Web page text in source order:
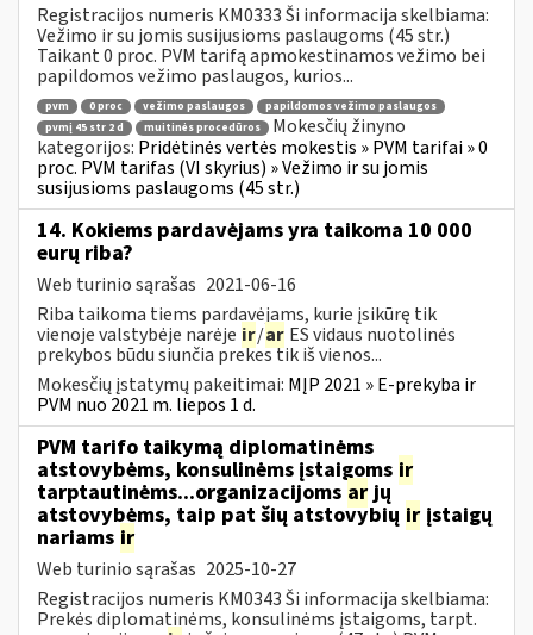
Registracijos numeris KM0333 Ši informacija skelbiama:
Vežimo ir su jomis susijusioms paslaugoms (45 str.)
Taikant 0 proc. PVM tarifą apmokestinamos vežimo bei
papildomos vežimo paslaugos, kurios...
pvm 0 proc vežimo paslaugos
papildomos vežimo paslaugos
pvmį 45 str 2 d
muitinės procedūros
Mokesčių žinyno
kategorijos: Pridėtinės vertės mokestis » PVM tarifai » 0
proc. PVM tarifas (VI skyrius) » Vežimo ir su jomis
susijusioms paslaugoms (45 str.)
14. Kokiems pardavėjams yra taikoma 10 000
eurų riba?
Web turinio sąrašas 2021-06-16
Riba taikoma tiems pardavėjams, kurie įsikūrę tik
vienoje valstybėje narėje ir/ar ES vidaus nuotolinės
prekybos būdu siunčia prekes tik iš vienos...
Mokesčių įstatymų pakeitimai: MĮP 2021 » E-prekyba ir
PVM nuo 2021 m. liepos 1 d.
PVM tarifo taikymą diplomatinėms
atstovybėms, konsulinėms įstaigoms ir
tarptautinėms...organizacijoms arjų
atstovybėms, taip pat šių atstovybių ir įstaigų
nariams ir
Web turinio sąrašas 2025-10-27
Registracijos numeris KM0343 Ši informacija skelbiama:
Prekės diplomatinėms, konsulinėms įstaigoms, tarpt.